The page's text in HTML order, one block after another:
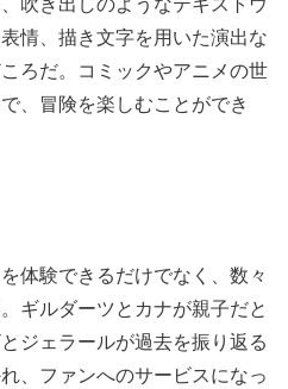
情、描き文字を用いた演出な
ろだ。コミックやアニメの世
、冒険を楽しむことができ
体験できるだけでなく、数々
ギルダーツとカナが親子だと
ジェラールが過去を振り返る
、ファンへのサービスになっ